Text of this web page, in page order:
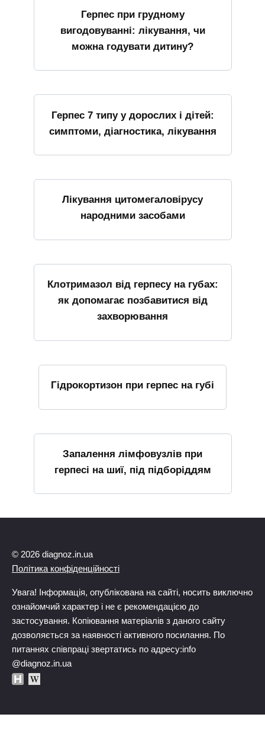
Герпес при грудному
вигодовуванні: лікування, чи
можна годувати дитину?
Герпес 7 типу у дорослих і дітей:
симптоми, діагностика, лікування
Лікування цитомегаловірусу
народними засобами
Клотримазол від герпесу на губах:
як допомагає позбавитися від
захворювання
Гідрокортизон при герпес на губі
Запалення лімфовузлів при
герпесі на шиї, під підборіддям
© 2026 diagnoz.in.ua
Політика конфіденційності
Увага! Інформація, опублікована на сайті, носить виключно
ознайомчий характер і не є рекомендацією до
застосування. Копіювання матеріалів з даного сайту
дозволяється за наявності активного посилання. По
питаннях співпраці звертатись по адресу:info
@diagnoz.in.ua